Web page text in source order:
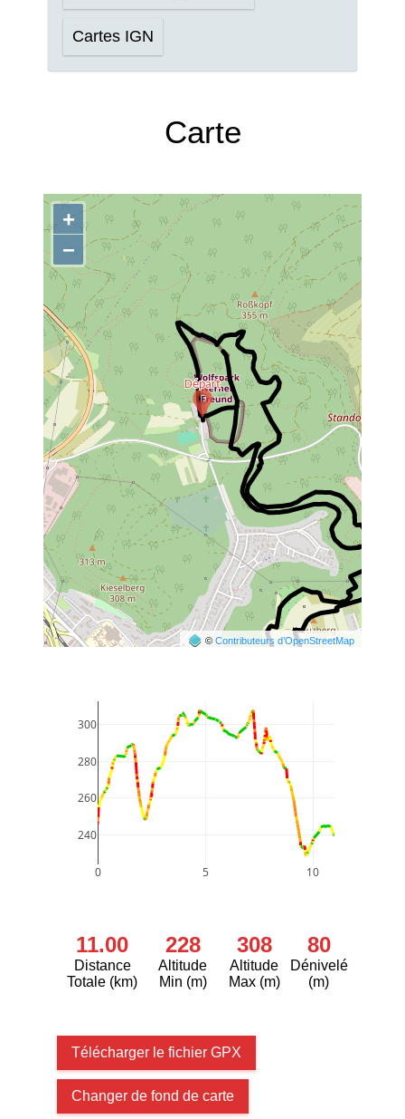
Cartes IGN
Carte
+
−
©Contributeurs d’OpenStreetMap
0 5 10
240
260
280
300
11.00
Distance
Totale (km)
228
Altitude
Min (m)
308
Altitude
Max (m)
80
Dénivelé
(m)
Télécharger le fichier GPX
Changer de fond de carte